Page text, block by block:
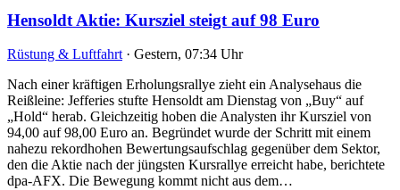
Hensoldt Aktie: Kursziel steigt auf 98 Euro
Rüstung & Luftfahrt · Gestern, 07:34 Uhr
Nach einer kräftigen Erholungsrallye zieht ein Analysehaus die
Reißleine: Jefferies stufte Hensoldt am Dienstag von „Buy“ auf
„Hold“ herab. Gleichzeitig hoben die Analysten ihr Kursziel von
94,00 auf 98,00 Euro an. Begründet wurde der Schritt mit einem
nahezu rekordhohen Bewertungsaufschlag gegenüber dem Sektor,
den die Aktie nach der jüngsten Kursrallye erreicht habe, berichtete
dpa-AFX. Die Bewegung kommt nicht aus dem…